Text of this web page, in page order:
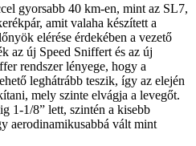
gyorsabb 40 km-en, mint az SL7,
amit valaha készített a
elérése érdekében a vezető
az új Speed Sniffert és az új
rendszer lényege, hogy a
leghátrább teszik, így az elején
mely szinte elvágja a levegőt.
1-1/8” lett, szintén a kisebb
aerodinamikusabbá vált mint